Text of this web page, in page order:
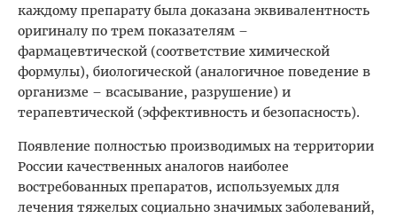
каждому препарату была доказана эквивалентность
оригиналу по трем показателям –
фармацевтической (соответствие химической
формулы), биологической (аналогичное поведение в
организме – всасывание, разрушение) и
терапевтической (эффективность и безопасность).
Появление полностью производимых на территории
России качественных аналогов наиболее
востребованных препаратов, используемых для
лечения тяжелых социально значимых заболеваний,